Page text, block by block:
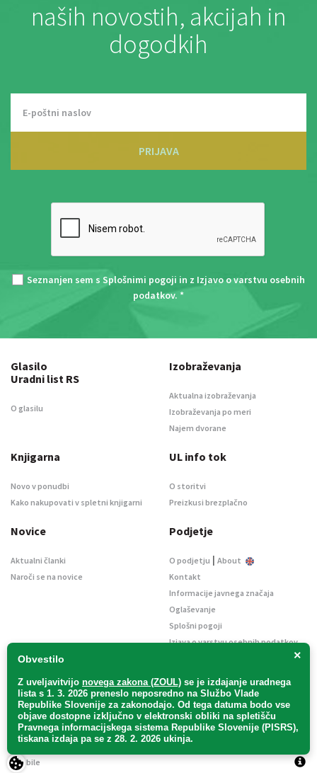
naših novostih, akcijah in
dogodkih
PRIJAVA
Seznanjen sem s Splošnimi pogoji in z Izjavo o varstvu osebnih
podatkov. *
×
Obvestilo
Z uveljavitvijo novega zakona (ZOUL) se je izdajanje uradnega
lista s 1. 3. 2026 preneslo neposredno na Službo Vlade
Republike Slovenije za zakonodajo. Od tega datuma bodo vse
objave dostopne izključno v elektronski obliki na spletišču
Pravnega informacijskega sistema Republike Slovenije (PISRS),
tiskana izdaja pa se z 28. 2. 2026 ukinja.
Glasilo
Uradni list RS
O glasilu
Izobraževanja
Aktualna izobraževanja
Izobraževanja po meri
Najem dvorane
Knjigarna
Novo v ponudbi
Kako nakupovati v spletni knjigarni
UL info tok
O storitvi
Preizkusi brezplačno
Novice
Aktualni članki
Naroči se na novice
Podjetje
O podjetju | About
Kontakt
Informacije javnega značaja
Oglaševanje
Splošni pogoji
Izjava o varstvu osebnih podatkov
Uradni list d. o. o. – v likvidaciji / Vse pravice pridržane.
2Mobile